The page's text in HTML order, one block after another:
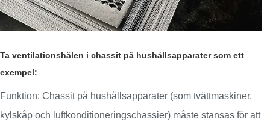
Ta ventilationshålen i chassit på hushållsapparater som ett
exempel:
Funktion: Chassit på hushållsapparater (som tvättmaskiner,
kylskåp och luftkonditioneringschassier) måste stansas för att